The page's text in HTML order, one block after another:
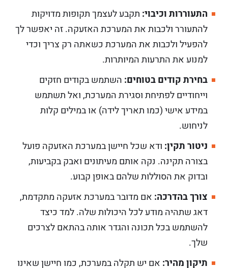
התעוררות וכיבוי: תקבע לעצמך תקופות מדויקות
להתעורר ולכבות את המערכת האזעקה. זה יאפשר לך
להפעיל ולכבות את המערכת כשאתה רק צריך וכדי
למנוע את התרעות המיותרות.
בחירת קודים בטוחים: השתמש בקודים חזקים
וייחודיים לפתיחת וסגירת המערכת, ואל תשתמש
במידע אישי (כמו תאריך לידה) או במילים קלות
לניחוש.
ניטור תקין: ודא שכל חיישן במערכת האזעקה פועל
בצורה תקינה. נקה אותם מעיתונים ואבק בקביעות,
ובדוק את הסוללות שלהם באופן קבוע.
צורך בהדרכה: אם מדובר במערכת אזעקה מתקדמת,
דאג שתהיה מודע לכל היכולות שלה. למד כיצד
להשתמש בכל תכונה והגדר אותה בהתאם לצרכים
שלך.
תיקון מהיר: אם יש תקלה במערכת, כמו חיישן שאינו